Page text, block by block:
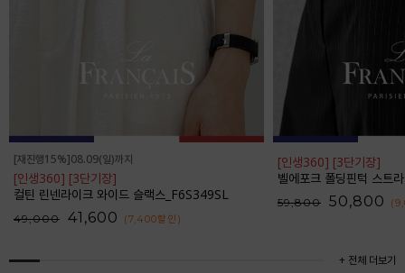
[재진행15%]08.09(일)까지
[인생360] [3단기장]
컬틴 린넨라이크 와이드 슬랙스_F6S349SL
49,000 41,600 (7,400할인 )
[인생360] [3단기장]
벨에포크 폴딩핀턱 스트라이
59,800 50,800
+ 전체 더보기